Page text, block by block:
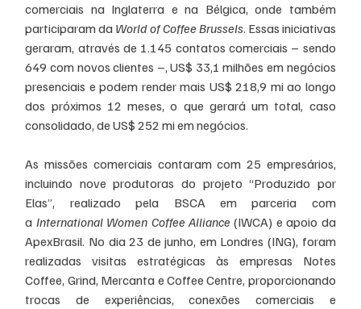
comerciais na Inglaterra e na Bélgica, onde também
participaram da World of Coffee Brussels. Essas iniciativas
geraram, através de 1.145 contatos comerciais – sendo
649 com novos clientes –, US$ 33,1 milhões em negócios
presenciais e podem render mais US$ 218,9 mi ao longo
dos próximos 12 meses, o que gerará um total, caso
consolidado, de US$ 252 mi em negócios.
As missões comerciais contaram com 25 empresários,
incluindo nove produtoras do projeto “Produzido por
Elas”, realizado pela BSCA em parceria com
a International Women Coffee Alliance (IWCA) e apoio da
ApexBrasil. No dia 23 de junho, em Londres (ING), foram
realizadas visitas estratégicas às empresas Notes
Coffee, Grind, Mercanta e Coffee Centre, proporcionando
trocas de experiências, conexões comerciais e